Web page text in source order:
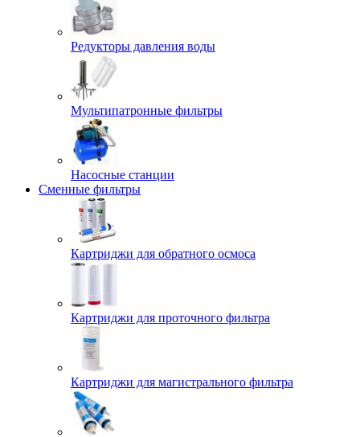
Редукторы давления воды
Мультипатронные фильтры
Насосные станции
Сменные фильтры
Картриджи для обратного осмоса
Картриджи для проточного фильтра
Картриджи для магистрального фильтра